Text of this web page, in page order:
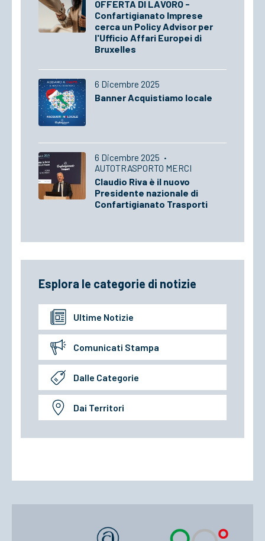
OFFERTA DI LAVORO -
Confartigianato Imprese
cerca un Policy Advisor per
l'Ufficio Affari Europei di
Bruxelles
6 Dicembre 2025
Banner Acquistiamo locale
6 Dicembre 2025 ·
AUTOTRASPORTO MERCI
Claudio Riva è il nuovo
Presidente nazionale di
Confartigianato Trasporti
Esplora le categorie di notizie
Ultime Notizie
Comunicati Stampa
Dalle Categorie
Dai Territori